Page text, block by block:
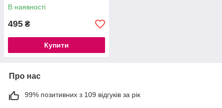
В наявності
495 ₴
Купити
Про нас
99% позитивних з 109 відгуків за рік